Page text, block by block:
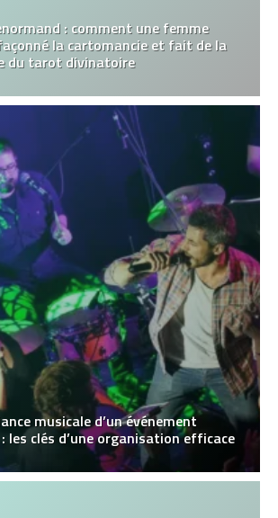
: comment une femme
la cartomancie et fait de la
du tarot divinatoire
musicale d’un événement
les clés d’une organisation efficace